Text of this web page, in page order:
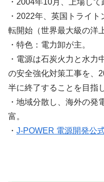
・2004年10月、上場し
・2022年、英国トライ
転開始（世界最大級の洋
・特色：電力卸が主。
・電源は石炭火力と水力
の安全強化対策工事を、
半に終了することを目指
・地域分散し、海外の発
富。
・ J-POWER 電源開発公